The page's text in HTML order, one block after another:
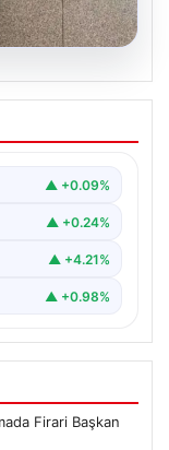
gazeteci
engeli
▲ +0.09%
▲ +0.24%
▲ +4.21%
▲ +0.98%
Firari Başkan